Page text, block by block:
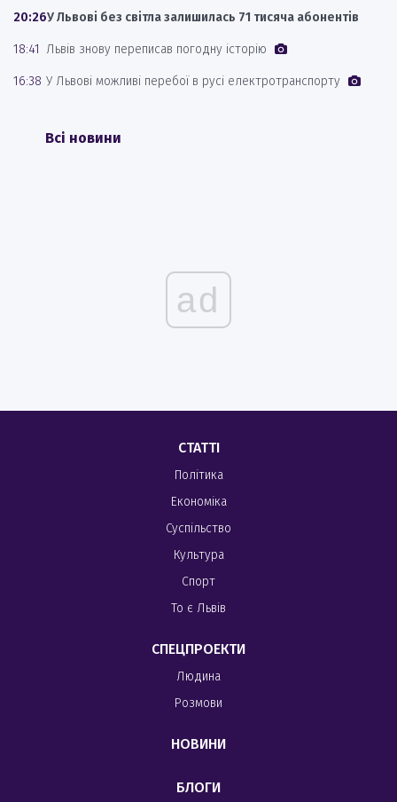
20:26У Львові без світла залишилась 71 тисяча абонентів
18:41 Львів знову переписав погодну історію
16:38 У Львові можливі перебої в русі електротранспорту
Всі новини
ad
СТАТТІ
Політика
Економіка
Суспільство
Культура
Спорт
То є Львів
СПЕЦПРОЕКТИ
Людина
Розмови
НОВИНИ
БЛОГИ